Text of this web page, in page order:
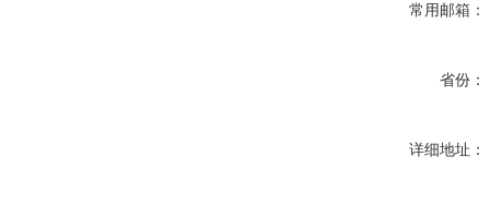
常用邮箱：
省份：
详细地址：